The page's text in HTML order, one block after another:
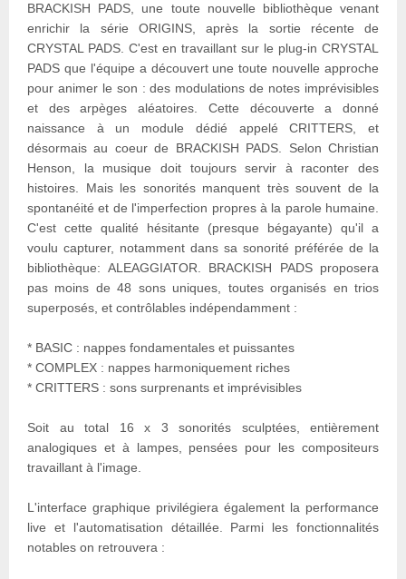
BRACKISH PADS, une toute nouvelle bibliothèque venant
enrichir la série ORIGINS, après la sortie récente de
CRYSTAL PADS. C'est en travaillant sur le plug-in CRYSTAL
PADS que l'équipe a découvert une toute nouvelle approche
pour animer le son : des modulations de notes imprévisibles
et des arpèges aléatoires. Cette découverte a donné
naissance à un module dédié appelé CRITTERS, et
désormais au coeur de BRACKISH PADS. Selon Christian
Henson, la musique doit toujours servir à raconter des
histoires. Mais les sonorités manquent très souvent de la
spontanéité et de l'imperfection propres à la parole humaine.
C'est cette qualité hésitante (presque bégayante) qu'il a
voulu capturer, notamment dans sa sonorité préférée de la
bibliothèque: ALEAGGIATOR. BRACKISH PADS proposera
pas moins de 48 sons uniques, toutes organisés en trios
superposés, et contrôlables indépendamment :
* BASIC : nappes fondamentales et puissantes
* COMPLEX : nappes harmoniquement riches
* CRITTERS : sons surprenants et imprévisibles
Soit au total 16 x 3 sonorités sculptées, entièrement
analogiques et à lampes, pensées pour les compositeurs
travaillant à l'image.
L'interface graphique privilégiera également la performance
live et l'automatisation détaillée. Parmi les fonctionnalités
notables on retrouvera :